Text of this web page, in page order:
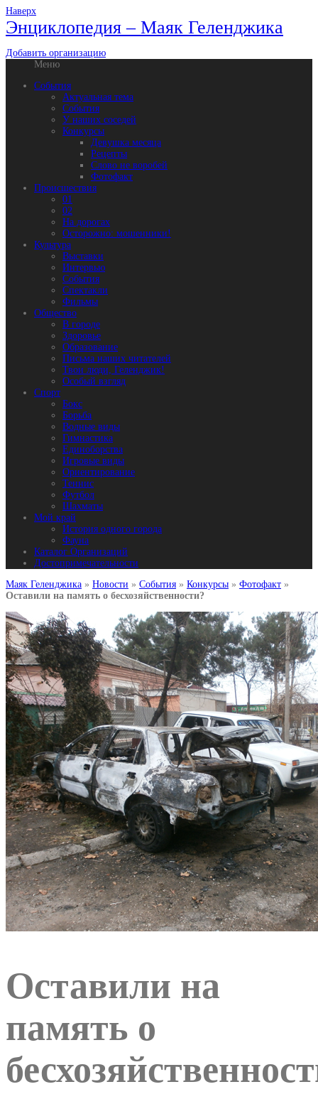
Наверх
Энциклопедия – Маяк Геленджика
Добавить организацию
Меню
События
Актуальная тема
События
У наших соседей
Конкурсы
Девушка месяца
Рецепты
Слово не воробей
Фотофакт
Происшествия
01
02
На дорогах
Осторожно: мошенники!
Культура
Выставки
Интервью
События
Спектакли
Фильмы
Общество
В городе
Здоровье
Образование
Письма наших читателей
Твои люди, Геленджик!
Особый взгляд
Спорт
Бокс
Борьба
Водные виды
Гимнастика
Единоборства
Игровые виды
Ориентирование
Теннис
Футбол
Шахматы
Мой край
История одного города
Фауна
Каталог Организаций
Достопримечательности
Маяк Геленджика » Новости » События » Конкурсы » Фотофакт »
Оставили на память о бесхозяйственности?
Оставили на
память о